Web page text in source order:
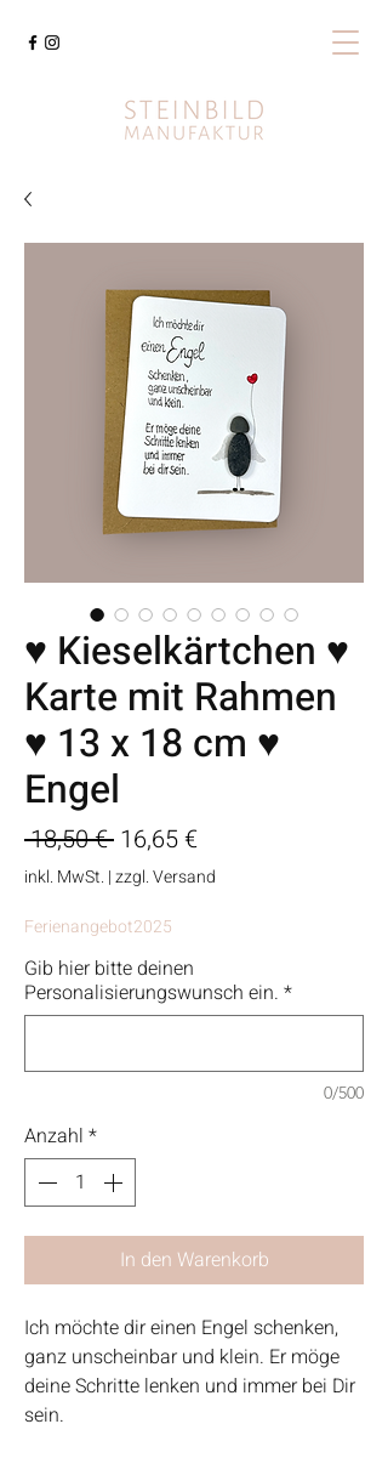
♥ Kieselkärtchen ♥
Karte mit Rahmen
♥ 13 x 18 cm ♥
Engel
18,50 € Standardpreis
16,65 €Sale-
Preis
inkl. MwSt. |zzgl. Versand
Ferienangebot2025
Gib hier bitte deinen
Personalisierungswunsch ein. *
0/500
Anzahl *
In den Warenkorb
Ich möchte dir einen Engel schenken,
ganz unscheinbar und klein. Er möge
deine Schritte lenken und immer bei Dir
sein.